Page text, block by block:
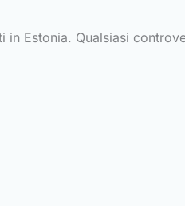
Estonia. Qualsiasi